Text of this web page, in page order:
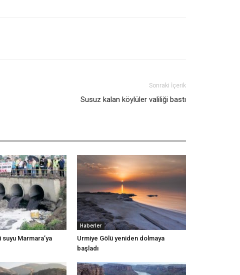
Sonraki İçerik
Susuz kalan köylüler valiliği bastı
suyu Marmara’ya
Haberler
Urmiye Gölü yeniden dolmaya
başladı